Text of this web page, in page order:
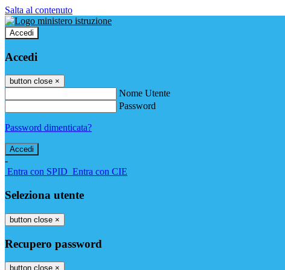
Salta al contenuto
Accedi
Accedi
button close ×
Nome Utente
Password
Password dimenticata?
-
Entra con SPID Entra con CIE
Seleziona utente
button close ×
Recupero password
button close ×